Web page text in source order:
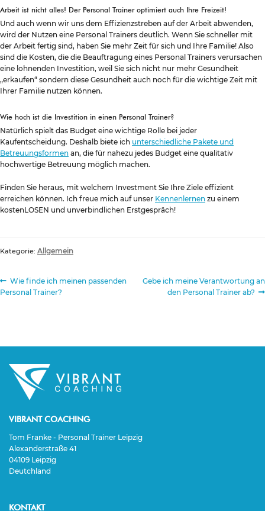
Arbeit ist nicht alles! Der Personal Trainer optimiert auch Ihre Freizeit!
Und auch wenn wir uns dem Effizienzstreben auf der Arbeit abwenden,
wird der Nutzen eine Personal Trainers deutlich. Wenn Sie schneller mit
der Arbeit fertig sind, haben Sie mehr Zeit für sich und Ihre Familie! Also
sind die Kosten, die die Beauftragung eines Personal Trainers verursachen
eine lohnenden Investition, weil Sie sich nicht nur mehr Gesundheit
„erkaufen“ sondern diese Gesundheit auch noch für die wichtige Zeit mit
Ihrer Familie nutzen können.
Wie hoch ist die Investition in einen Personal Trainer?
Natürlich spielt das Budget eine wichtige Rolle bei jeder
Kaufentscheidung. Deshalb biete ich unterschiedliche Pakete und
Betreuungsformen an, die für nahezu jedes Budget eine qualitativ
hochwertige Betreuung möglich machen.
Finden Sie heraus, mit welchem Investment Sie Ihre Ziele effizient
erreichen können. Ich freue mich auf unser Kennenlernen zu einem
kostenLOSEN und unverbindlichen Erstgespräch!
Kategorie: Allgemein
Beitragsnavigation
Vorheriger
Beitrag:
Wie finde ich meinen passenden
Personal Trainer?
Nächster
Beitrag:
Gebe ich meine Verantwortung an
den Personal Trainer ab?
VIBRANT COACHING
Tom Franke - Personal Trainer Leipzig
Alexanderstraße 41
04109 Leipzig
Deutchland
KONTAKT